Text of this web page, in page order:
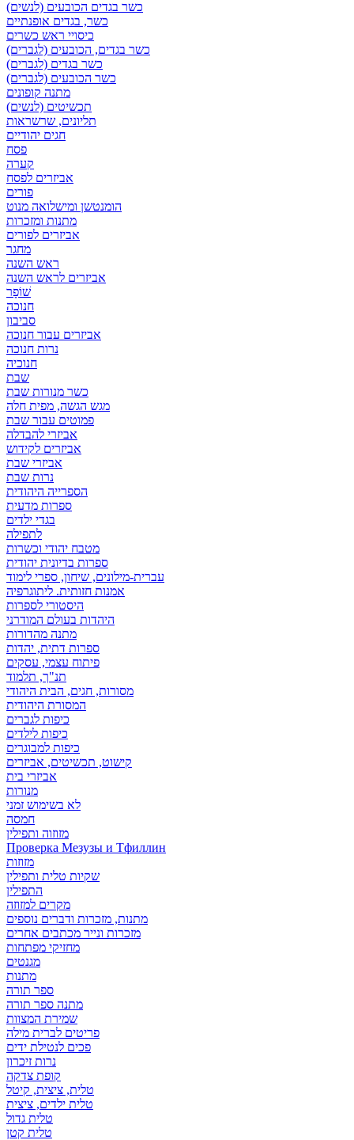
כשר בגדים הכובעים (לנשים)
כשר, בגדים אופנתיים
כיסויי ראש כשרים
כשר בגדים, הכובעים (לגברים)
כשר בגדים (לגברים)
כשר הכובעים (לגברים)
מתנה קופונים
תכשיטים (לנשים)
תליונים, שרשראות
חגים יהודיים
פסח
קערה
אביזרים לפסח
פורים
הומנטשן ומישלואה מנוט
מתנות ומזכרות
אביזרים לפורים
מחגר
ראש השנה
אביזרים לראש השנה
שׁוֹפָר
חנוכה
סביבון
אביזרים עבור חנוכה
נרות חנוכה
חנוכיה
שבת
כשר מנורות שבת
מגש הגשה, מפית חלה
פמוטים עבור שבת
אביזרי להבדלה
אביזרים לקידוש
אביזרי שבת
נרות שבת
הספרייה היהודית
ספרות מדעית
בגדי ילדים
לתפילה
מטבח יהודי וכשרות
ספרות בדיונית יהודית
עברית-מילונים, שיחון, ספרי לימוד
אמנות חזותית. ליתוגרפיה
היסטורי לספרות
היהדות בעולם המודרני
מתנה מהדורות
ספרות דתית, יהדות
פיתוח עצמי, עסקים
תנ"ך, תלמוד
מסורות, חגים, הבית היהודי
המסורת היהודית
כיפות לגברים
כיפות לילדים
כיפות למבוגרים
קישוט, תכשיטים, אביזרים
אביזרי בית
מנורות
לא בשימוש זמני
חמסה
מזוזוה ותפילין
Проверка Мезузы и Тфиллин
מזוזות
שקיות טלית ותפילין
התפילין
מקרים למזוזה
מתנות, מזכרות ודברים נוספים
מזכרות ונייר מכתבים אחרים
מחזיקי מפתחות
מגנטים
מתנות
ספר תורה
מתנה ספר תורה
שמירת המצוות
פריטים לברית מילה
פכים לנטילת ידים
נרות זיכרון
קופת צדקה
טלית, ציצית, קיטל
טלית ילדים, ציצית
טלית גדול
טלית קטן